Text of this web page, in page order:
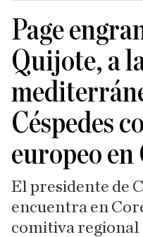
Page
Quijote, a
Céspedes
europeo en
El presidente de
encuentra en
comitiva regional